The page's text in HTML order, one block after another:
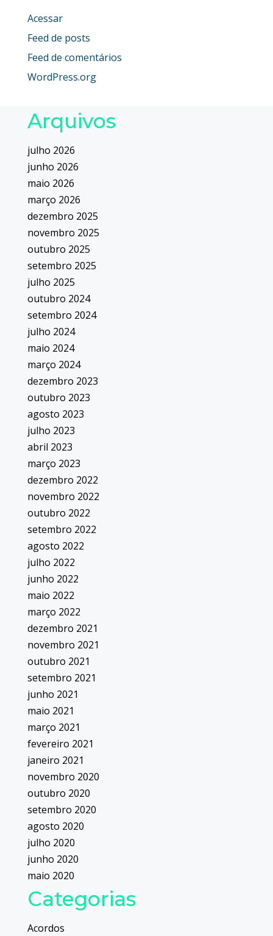
Acessar
Feed de posts
Feed de comentários
WordPress.org
Arquivos
julho 2026
junho 2026
maio 2026
março 2026
dezembro 2025
novembro 2025
outubro 2025
setembro 2025
julho 2025
outubro 2024
setembro 2024
julho 2024
maio 2024
março 2024
dezembro 2023
outubro 2023
agosto 2023
julho 2023
abril 2023
março 2023
dezembro 2022
novembro 2022
outubro 2022
setembro 2022
agosto 2022
julho 2022
junho 2022
maio 2022
março 2022
dezembro 2021
novembro 2021
outubro 2021
setembro 2021
junho 2021
maio 2021
março 2021
fevereiro 2021
janeiro 2021
novembro 2020
outubro 2020
setembro 2020
agosto 2020
julho 2020
junho 2020
maio 2020
Categorias
Acordos